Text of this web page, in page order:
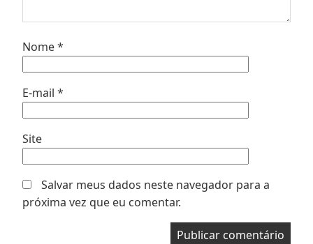
Nome*
E-mail *
Site
Salvar meus dados neste navegador para a
próxima vez que eu comentar.